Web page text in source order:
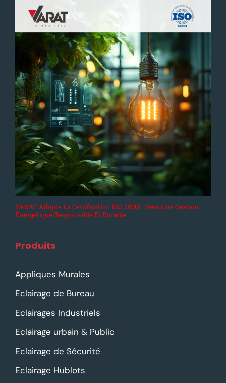
VARAT Adopte La Certification ISO 50001 : Vers Une Gestion
Énergétique Responsable Et Durable
Produits
Appliques Murales
Eclairage de Bureau
Eclairages Industriels
Eclairage urbain & Public
Eclairage de Sécurité
Eclairage Hublots